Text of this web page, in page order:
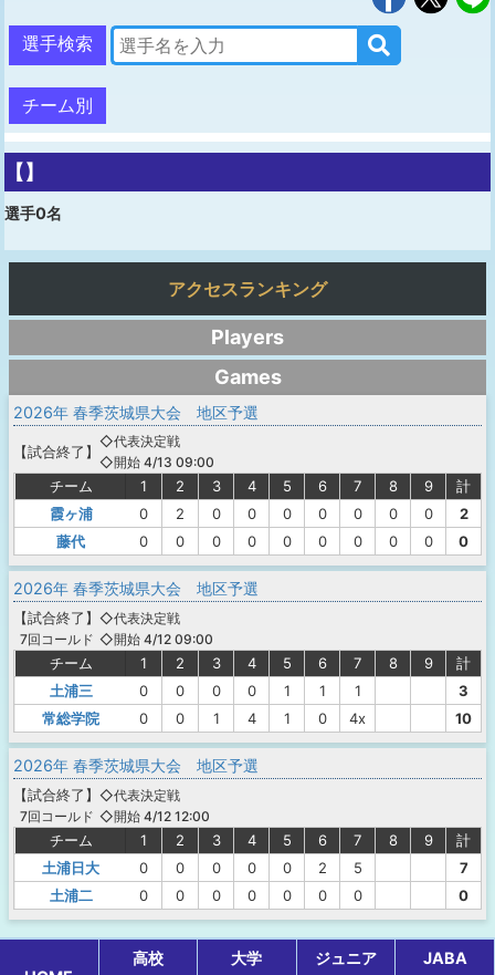
選手検索
チーム別
【】
選手0名
アクセスランキング
Players
Games
2026年 春季茨城県大会 地区予選
【試合終了 】
◇代表決定戦
◇開始 4/13 09:00
チーム 1 2 3 4 5 6 7 8 9
計
霞ヶ浦
0 2 0 0 0 0 0 0 0
2
藤代
0 0 0 0 0 0 0 0 0 0
2026年 春季茨城県大会 地区予選
【試合終了 】
7回コールド
◇代表決定戦
◇開始 4/12 09:00
チーム 1 2 3 4 5 6 7 8 9
計
土浦三
0 0 0 0 1 1 1
3
常総学院
0 0 1 4 1 0 4x 10
2026年 春季茨城県大会 地区予選
【試合終了 】
7回コールド
◇代表決定戦
◇開始 4/12 12:00
チーム 1 2 3 4 5 6 7 8 9
計
土浦日大
0 0 0 0 0 2 5
7
土浦二
0 0 0 0 0 0 0 0
高校 大学 ジュニア JABA